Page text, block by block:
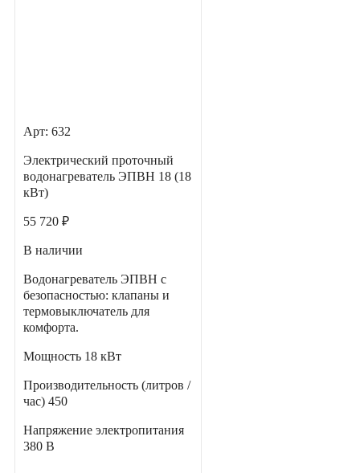
Арт: 632
Электрический проточный
водонагреватель ЭПВН 18 (18
кВт)
55 720 ₽
В наличии
Водонагреватель ЭПВН с
безопасностью: клапаны и
термовыключатель для
комфорта.
Мощность 18 кВт
Производительность (литров /
час) 450
Напряжение электропитания
380 В